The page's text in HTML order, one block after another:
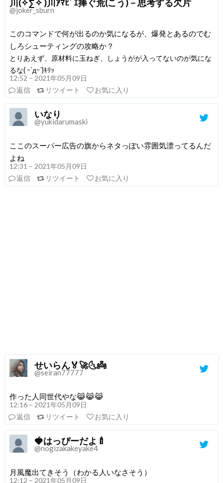
川(✧∑✧ )川ｱﾏﾋﾞｴ捧ぐ荒(こう)－思考する欠片
@joker_sburn
このコマンドで何が出るのか気になるが、爆発とあるのでむ
しろシューティングの攻略か？
とりあえず、原材料に玉ねぎ、しょうがが入ってないのが気にな
るな( ｰ`дｰ´)ｷﾘｯ
12:52 – 2021年05月09日
返信
リツイート お気に入り
いなり
@yukidarumaski
ここのスーパー広告の旗からネタっぽい雰囲気漂ってるんだ
よね
12:31 – 2021年05月09日
返信
リツイート お気に入り
せいらん🏅🚀🌜👼
@seiran77777
作った人同世代やな😹😹😹
12:16 – 2021年05月09日
返信
リツイート お気に入り
🍓はっぴーだよ🍼
@nogizakakeyake4
月風魔出てきそう（わかる人いなさそう）
12:12 – 2021年05月09日